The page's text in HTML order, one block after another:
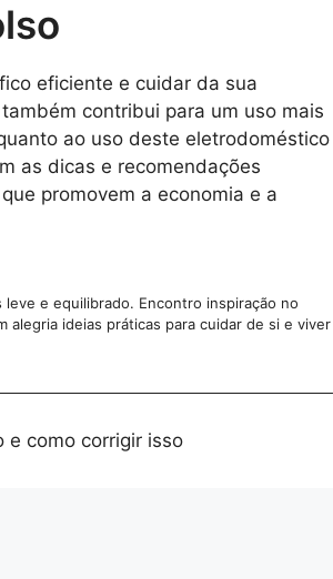
eficiente e cuidar da sua
contribui para um uso mais
ao uso deste eletrodoméstico
as dicas e recomendações
promovem a economia e a
e equilibrado. Encontro inspiração no
alegria ideias práticas para cuidar de si e viver
e como corrigir isso